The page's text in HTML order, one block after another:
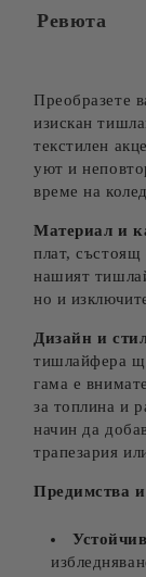
Ние ще се
Ревюта
Преобразете
изискан
текстилен
уют и
време на
Материал и
плат,
нашият
но и
Дизайн и
тишлайфера
гама е
за топлина и
начин да
трапезария
Предимства